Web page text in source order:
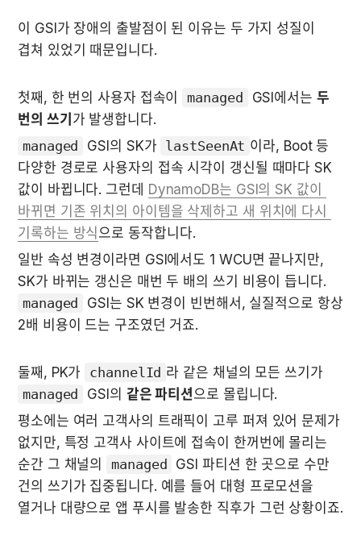
이 GSI가 장애의 출발점이 된 이유는 두 가지 성질이
겹쳐 있었기 때문입니다.
첫째, 한 번의 사용자 접속이 managed GSI에서는 두
번의 쓰기 가 발생합니다.
managed
GSI의 SK가 lastSeenAt 이라, Boot 등
다양한 경로로 사용자의 접속 시각이 갱신될 때마다 SK
값이 바뀝니다. 그런데 DynamoDB는 GSI의 SK 값이
바뀌면 기존 위치의 아이템을 삭제하고 새 위치에 다시
기록하는 방식으로 동작합니다.
일반 속성 변경이라면 GSI에서도 1 WCU면 끝나지만,
managed
GSI는 SK 변경이 빈번해서, 실질적으로 항상
2배 비용이 드는 구조였던 거죠.
둘째, PK가 channelId
managed
GSI의 같은 파티션으로 몰립니다.
평소에는 여러 고객사의 트래픽이 고루 퍼져 있어 문제가
없지만, 특정 고객사 사이트에 접속이 한꺼번에 몰리는
순간 그 채널의
managed GSI 파티션 한 곳으로 수만
건의 쓰기가 집중됩니다. 예를 들어 대형 프로모션을
열거나 대량으로 앱 푸시를 발송한 직후가 그런 상황이죠.